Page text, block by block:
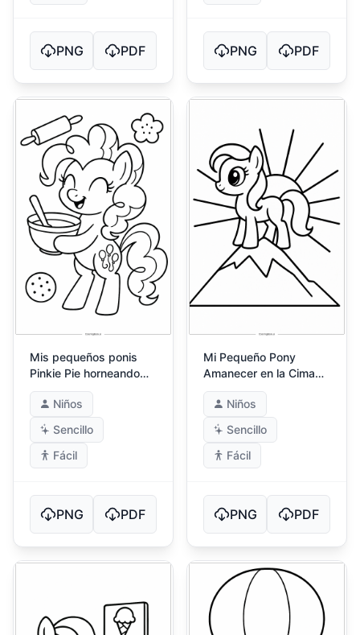
PNG PDF PNG PDF
Mis pequeños ponis
Pinkie Pie horneando
golosinas
Niños
Sencillo
Fácil
PNG PDF
Mi Pequeño Pony
Amanecer en la Cima
de la Montaña
Niños
Sencillo
Fácil
PNG PDF